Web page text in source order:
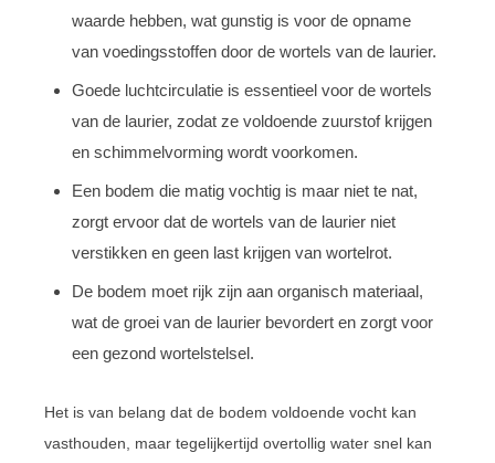
waarde hebben, wat gunstig is voor de opname
van voedingsstoffen door de wortels van de laurier.
Goede luchtcirculatie is essentieel voor de wortels
van de laurier, zodat ze voldoende zuurstof krijgen
en schimmelvorming wordt voorkomen.
Een bodem die matig vochtig is maar niet te nat,
zorgt ervoor dat de wortels van de laurier niet
verstikken en geen last krijgen van wortelrot.
De bodem moet rijk zijn aan organisch materiaal,
wat de groei van de laurier bevordert en zorgt voor
een gezond wortelstelsel.
Het is van belang dat de bodem voldoende vocht kan
vasthouden, maar tegelijkertijd overtollig water snel kan